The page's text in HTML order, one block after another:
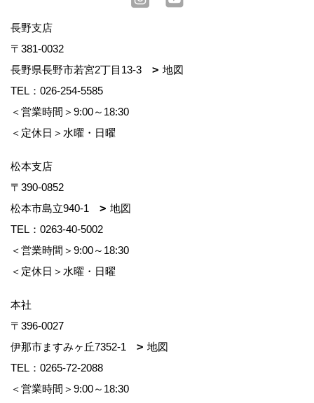
長野支店
〒381-0032
長野県長野市若宮2丁目13-3
地図
TEL： 026-254-5585
＜営業時間＞9:00～18:30
＜定休日＞水曜・日曜
松本支店
〒390-0852
松本市島立940-1
地図
TEL： 0263-40-5002
＜営業時間＞9:00～18:30
＜定休日＞水曜・日曜
本社
〒396-0027
伊那市ますみヶ丘7352-1
地図
TEL： 0265-72-2088
＜営業時間＞9:00～18:30